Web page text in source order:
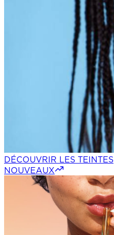
DÉCOUVRIR LES TEINTES
NOUVEAUX